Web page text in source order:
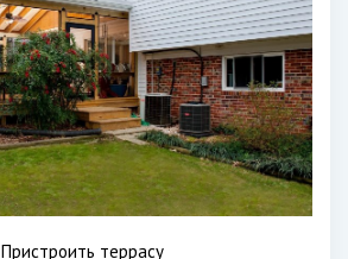
Пристроить террасу